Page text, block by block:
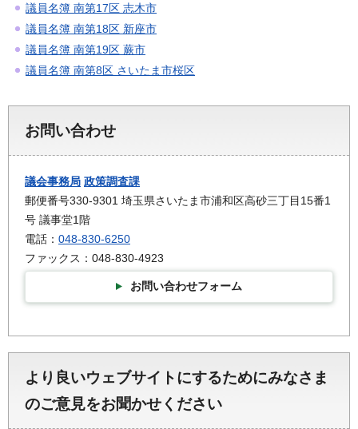
議員名簿 南第17区 志木市
議員名簿 南第18区 新座市
議員名簿 南第19区 蕨市
議員名簿 南第8区 さいたま市桜区
お問い合わせ
議会事務局 政策調査課
郵便番号330-9301 埼玉県さいたま市浦和区高砂三丁目15番1
号 議事堂1階
電話： 048-830-6250
ファックス：048-830-4923
お問い合わせフォーム
より良いウェブサイトにするためにみなさま
のご意見をお聞かせください